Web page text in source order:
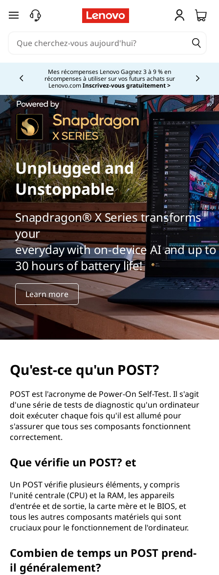
passer au contenu principal
Mes récompenses Lenovo Gagnez 3 à 9 % en
récompenses à utiliser sur vos futurs achats sur
Lenovo.comInscrivez-vous gratuitement >
Currently displaying item 2 of
Unplugged and
Unstoppable
Snapdragon® X Series transforms
your
everyday with on-device AI and up to
30 hours of battery life!
Learn more
Qu'est-ce qu'un POST?
POST est l'acronyme de Power-On Self-Test. Il s'agit
d'une série de tests de diagnostic qu'un ordinateur
doit exécuter chaque fois qu'il est allumé pour
s'assurer que tous ses composants fonctionnent
correctement.
Que vérifie un POST? et
Un POST vérifie plusieurs éléments, y compris
l'unité centrale (CPU) et la RAM, les appareils
d'entrée et de sortie, la carte mère et le BIOS, et
tous les autres composants matériels qui sont
cruciaux pour le fonctionnement de l'ordinateur.
Combien de temps un POST prend-
il généralement?